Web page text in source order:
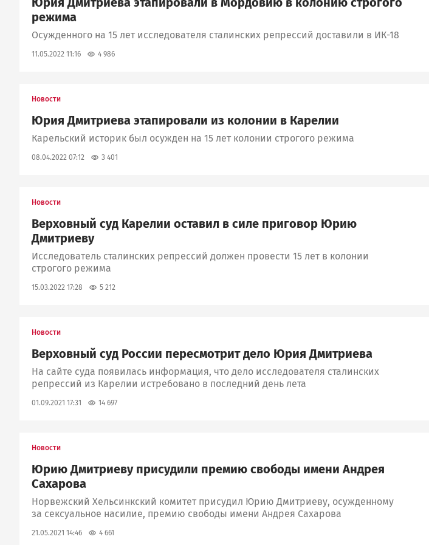
режима
Осужденного на 15 лет исследователя сталинских репрессий доставили в ИК-18
11.05.2022 11:16 4 986
Новости
Юрия Дмитриева этапировали из колонии в Карелии
Карельский историк был осужден на 15 лет колонии строгого режима
08.04.2022 07:12 3 401
Новости
Верховный суд Карелии оставил в силе приговор Юрию
Дмитриеву
Исследователь сталинских репрессий должен провести 15 лет в колонии
строгого режима
15.03.2022 17:28 5 212
Новости
Верховный суд России пересмотрит дело Юрия Дмитриева
На сайте суда появилась информация, что дело исследователя сталинских
репрессий из Карелии истребовано в последний день лета
01.09.2021 17:31 14 697
Новости
Юрию Дмитриеву присудили премию свободы имени Андрея
Сахарова
Норвежский Хельсинкский комитет присудил Юрию Дмитриеву, осужденному
за сексуальное насилие, премию свободы имени Андрея Сахарова
21.05.2021 14:46 4 661